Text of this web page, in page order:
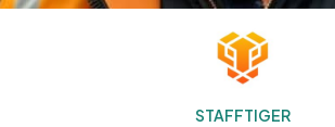
STAFFTIGER